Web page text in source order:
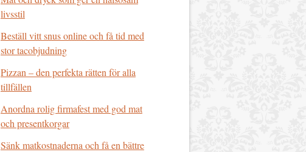
livsstil
Beställ vitt snus online och få tid med
stor tacobjudning
Pizzan – den perfekta rätten för alla
tillfällen
Anordna rolig firmafest med god mat
och presentkorgar
Sänk matkostnaderna och få en bättre